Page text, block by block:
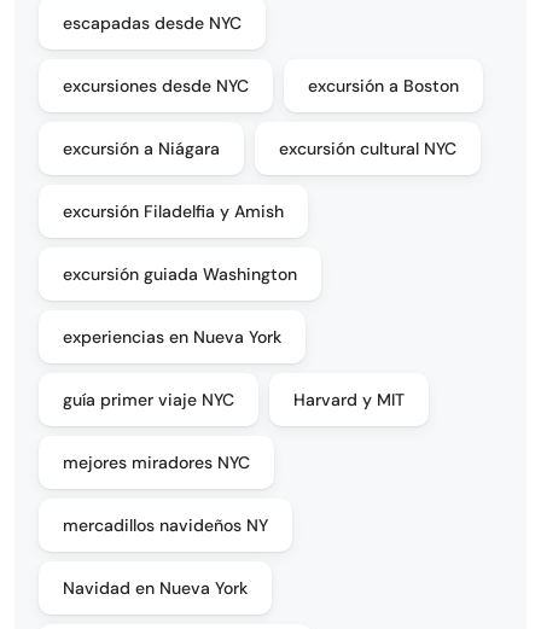
escapadas desde NYC
excursiones desde NYC excursión a Boston
excursión a Niágara excursión cultural NYC
excursión Filadelfia y Amish
excursión guiada Washington
experiencias en Nueva York
guía primer viaje NYC Harvard y MIT
mejores miradores NYC
mercadillos navideños NY
Navidad en Nueva York